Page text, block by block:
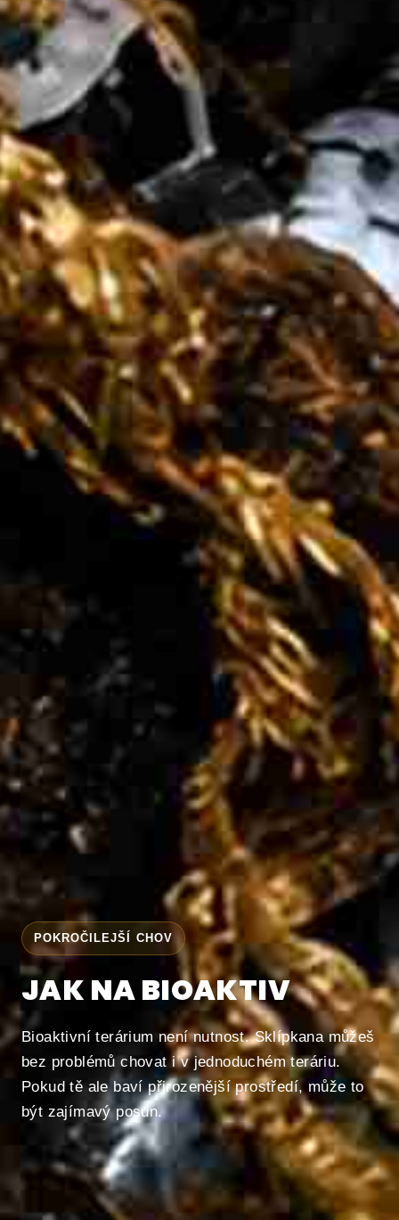
POKROČILEJŠÍ CHOV
JAK NA BIOAKTIV
Bioaktivní terárium není nutnost. Sklípkana můžeš
bez problémů chovat i v jednoduchém teráriu.
Pokud tě ale baví přirozenější prostředí, může to
být zajímavý posun.